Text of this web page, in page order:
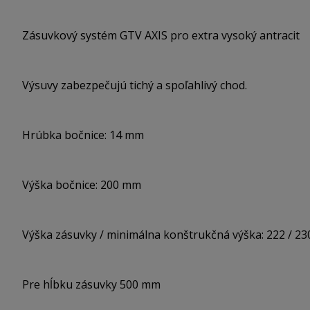
Zásuvkový systém GTV AXIS pro extra vysoký antracit
Výsuvy zabezpečujú tichý a spoľahlivý chod.
Hrúbka bočnice: 14 mm
Výška bočnice: 200 mm
Výška zásuvky / minimálna konštrukčná výška: 222 /
Pre hĺbku zásuvky 500 mm